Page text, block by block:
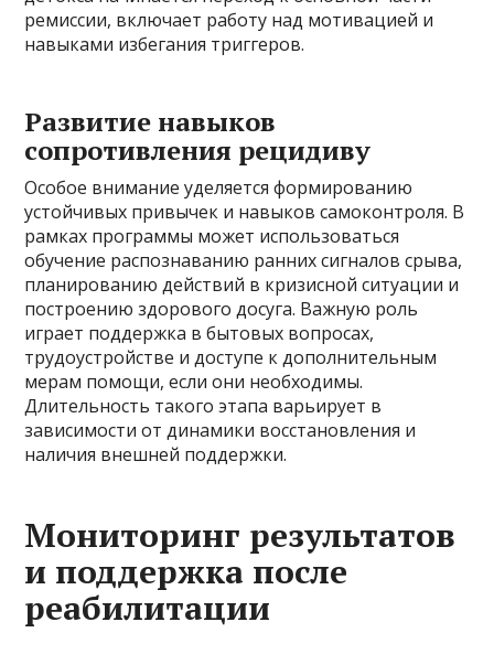
ремиссии, включает работу над мотивацией и
навыками избегания триггеров.
Развитие навыков
сопротивления рецидиву
Особое внимание уделяется формированию
устойчивых привычек и навыков самоконтроля. В
рамках программы может использоваться
обучение распознаванию ранних сигналов срыва,
планированию действий в кризисной ситуации и
построению здорового досуга. Важную роль
играет поддержка в бытовых вопросах,
трудоустройстве и доступе к дополнительным
мерам помощи, если они необходимы.
Длительность такого этапа варьирует в
зависимости от динамики восстановления и
наличия внешней поддержки.
Мониторинг результатов
и поддержка после
реабилитации